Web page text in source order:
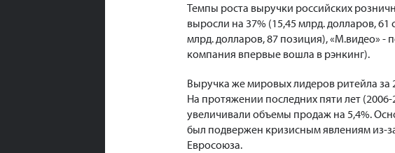
Темпы роста выручки российских
выросли на 37% (15,45 млрд. долларов,
млрд. долларов, 87 позиция), «М.видео» -
компания впервые вошла в рэнкинг).
Выручка же мировых лидеров ритейла за
На протяжении последних пяти лет
увеличивали объемы продаж на 5,4%.
был подвержен кризисным явлениям из-
Евросоюза.